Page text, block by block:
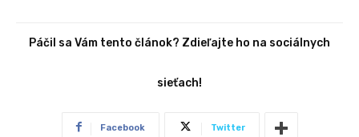
Páčil sa Vám tento článok? Zdieľajte ho na sociálnych
sieťach!
Facebook Twitter